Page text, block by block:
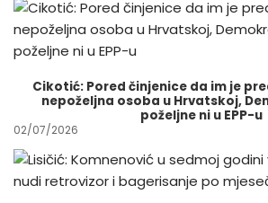
Cikotić: Pored činjenice da im je
nepoželjna osoba u Hrvatskoj,
poželjne ni u EPP-u
02/07/2026